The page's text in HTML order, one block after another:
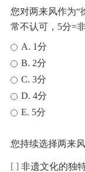
您对两来风作为“
常不认可，5分=
A. 1分
B. 2分
C. 3分
D. 4分
E. 5分
您持续选择两来
非遗文化的独